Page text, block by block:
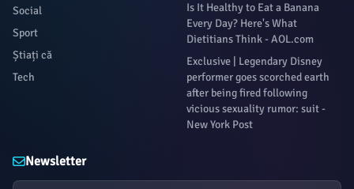
Social
Sport
Știați că
Tech
Is It Healthy to Eat a Banana
Every Day? Here's What
Dietitians Think - AOL.com
Exclusive | Legendary Disney
performer goes scorched earth
after being fired following
vicious sexuality rumor: suit -
New York Post
Newsletter